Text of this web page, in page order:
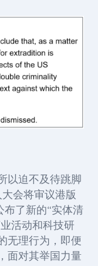
以迫不及待跳脚
会将审议港版
布了新的“实体清
活动和科技研
无理行为，即便
面对其举国力量